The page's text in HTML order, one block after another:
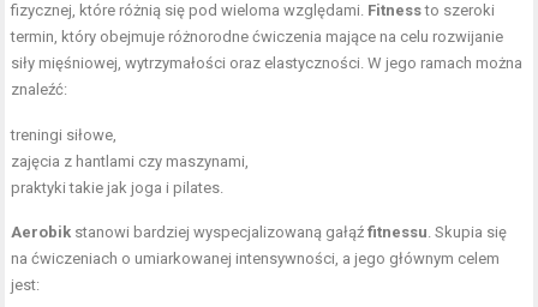
fizycznej, które różnią się pod wieloma względami. Fitnessto szeroki
termin, który obejmuje różnorodne ćwiczenia mające na celu rozwijanie
siły mięśniowej, wytrzymałości oraz elastyczności. W jego ramach można
znaleźć:
treningi siłowe,
zajęcia z hantlami czy maszynami,
praktyki takie jak joga i pilates.
Aerobik stanowi bardziej wyspecjalizowaną gałąźfitnessu. Skupia się
na ćwiczeniach o umiarkowanej intensywności, a jego głównym celem
jest: